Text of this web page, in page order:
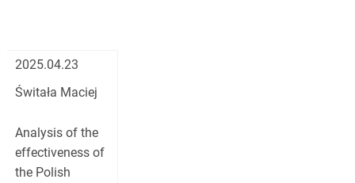
2025.04.23
Świtała Maciej
Analysis of the
effectiveness of
the Polish